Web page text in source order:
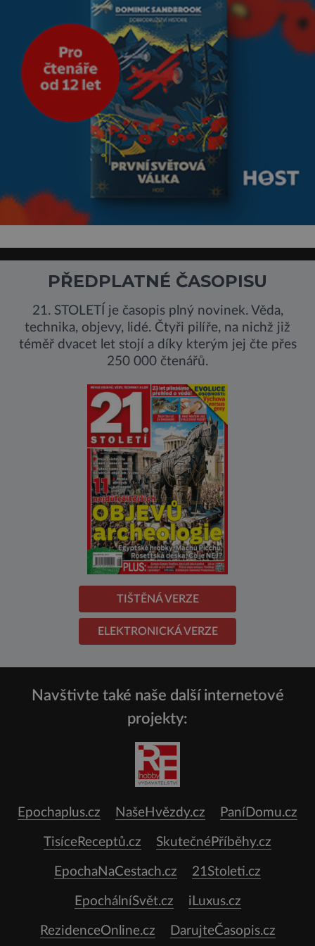
PŘEDPLATNÉ ČASOPISU
21. STOLETÍ je časopis plný novinek. Věda,
technika, objevy, lidé. Čtyři pilíře, na nichž již
téměř dvacet let stojí a díky kterým jej čte přes
250 000 čtenářů.
TIŠTĚNÁ VERZE
ELEKTRONICKÁ VERZE
Navštivte také naše další internetové
projekty:
Epochaplus.cz NašeHvězdy.cz PaníDomu.cz
TisíceReceptů.cz SkutečnéPříběhy.cz
EpochaNaCestach.cz 21Stoleti.cz
EpochálníSvět.cz iLuxus.cz
RezidenceOnline.cz DarujteČasopis.cz